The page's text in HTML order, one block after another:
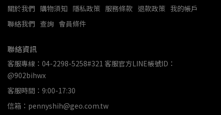
關於我們 購物須知 隱私政策 服務條款 退款政策 我的帳戶
聯絡我們 查詢 會員條件
聯絡資訊
客服專線：04-2298-5258#321 客服官方LINE帳號ID：
@902bihwx
客服時間：9:00-17:30
信箱：pennyshih@geo.com.tw